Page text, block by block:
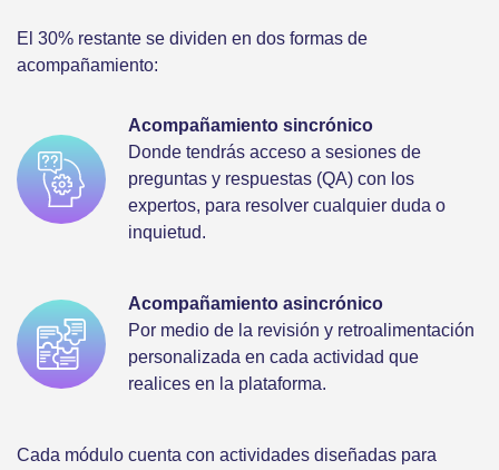
El 30% restante se dividen en dos formas de
acompañamiento:
Acompañamiento sincrónico
Donde tendrás acceso a sesiones de
preguntas y respuestas (QA) con los
expertos, para resolver cualquier duda o
inquietud.
Acompañamiento asincrónico
Por medio de la revisión y retroalimentación
personalizada en cada actividad que
realices en la plataforma.
Cada módulo cuenta con actividades diseñadas para